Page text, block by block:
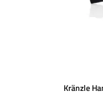
Kränzle